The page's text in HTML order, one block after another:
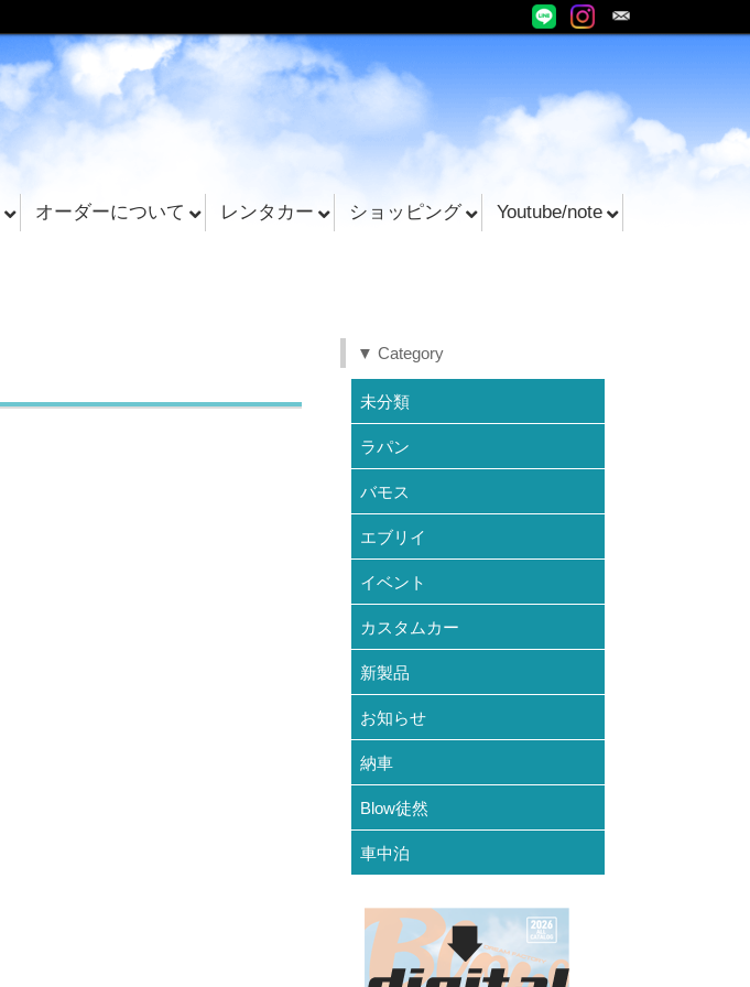
オーダーについて レンタカー ショッピング
Youtube/note
▼ Category
未分類
ラパン
バモス
エブリイ
イベント
カスタムカー
新製品
お知らせ
納車
Blow徒然
車中泊